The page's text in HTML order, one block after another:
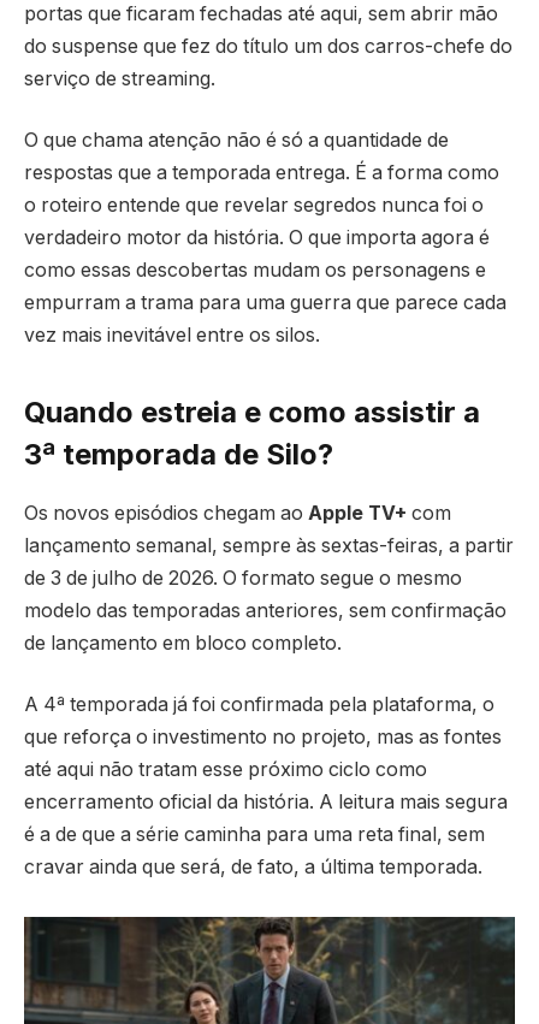
portas que ficaram fechadas até aqui, sem abrir mão
do suspense que fez do título um dos carros-chefe do
serviço de streaming.
O que chama atenção não é só a quantidade de
respostas que a temporada entrega. É a forma como
o roteiro entende que revelar segredos nunca foi o
verdadeiro motor da história. O que importa agora é
como essas descobertas mudam os personagens e
empurram a trama para uma guerra que parece cada
vez mais inevitável entre os silos.
Quando estreia e como assistir a
3ª temporada de Silo?
Os novos episódios chegam ao Apple TV+ com
lançamento semanal, sempre às sextas-feiras, a partir
de 3 de julho de 2026. O formato segue o mesmo
modelo das temporadas anteriores, sem confirmação
de lançamento em bloco completo.
A 4ª temporada já foi confirmada pela plataforma, o
que reforça o investimento no projeto, mas as fontes
até aqui não tratam esse próximo ciclo como
encerramento oficial da história. A leitura mais segura
é a de que a série caminha para uma reta final, sem
cravar ainda que será, de fato, a última temporada.